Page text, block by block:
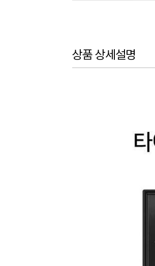
상품 상세설명